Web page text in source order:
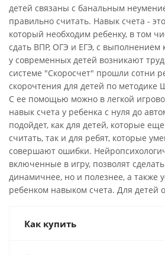
детей связаны с банальным
правильно считать. Навык счета -
который необходим ребенку, в том
сдать ВПР, ОГЭ и ЕГЭ, с выполнением
у современных детей возникают
системе "Скоросчет" прошли сотни
скорочтения для детей по методике
С ее помощью можно в легкой
навык счета у ребенка с нуля до
подойдет, как для детей, которые
считать, так и для ребят, которые
совершают ошибки.
включенные в игру, позволят
динамичнее, но и полезнее, а также
ребенком навыком счета. Для детей
Как купить